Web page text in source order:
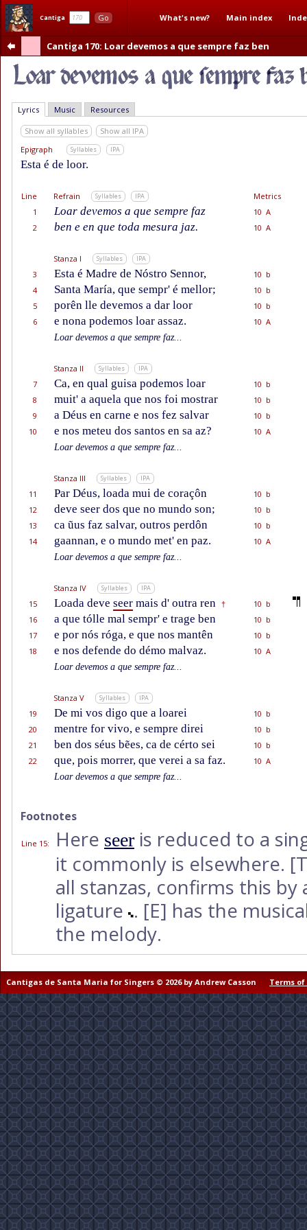
Cantiga Go What's new? Main index
Cantiga 170: Loar devemos a que sempre faz ben
Lyrics Music Resources
Show all syllables
Show all IPA
Epigraph
Syllables IPA
Esta é de loor.
Line Refrain Syllables IPA
Metrics
1
Loar devemos a que sempre faz
10 A
2
ben e en que toda mesura jaz. 10 A
Stanza I Syllables IPA
3 Esta é Madre de Nóstro Sennor,
10 b
4
Santa María, que sempr' é mellor;
10 b
5
porên lle devemos a dar loor
10 b
6
e nona podemos loar assaz.
10 A
Loar devemos a que sempre faz...
Stanza II Syllables IPA
7 Ca, en qual guisa podemos loar
10 b
8
muit' a aquela que nos foi mostrar
10 b
9
a Déus en carne e nos fez salvar
10 b
10
e nos meteu dos santos en sa az?
10 A
Loar devemos a que sempre faz...
Stanza III Syllables IPA
11 Par Déus, loada mui de coraçôn
10 b
12
deve seer dos que no mundo son;
10 b
13
ca ũus faz salvar, outros perdôn
10 b
14
gaannan, e o mundo met' en paz.
10 A
Loar devemos a que sempre faz...
Stanza IV Syllables IPA
15 Loada deve seer mais d' outra ren †
10 b
16
a que tólle mal sempr' e trage ben
10 b
17
e por nós róga, e que nos mantên
10 b
18
e nos defende do démo malvaz.
10 A
Loar devemos a que sempre faz...
Stanza V Syllables IPA
19 De mi vos digo que a loarei
10 b
20
mentre for vivo, e sempre direi
10 b
21
ben dos séus bẽes, ca de cérto sei
10 b
22
que, pois morrer, que verei a sa faz.
10 A
Loar devemos a que sempre faz...
Footnotes
Line 15: Here seer is reduced to a
it commonly is elsewhere.
all stanzas, confirms this
ligature . [E] has the
the melody.
Cantigas de Santa Maria for Singers © 2026 by Andrew Casson Terms of